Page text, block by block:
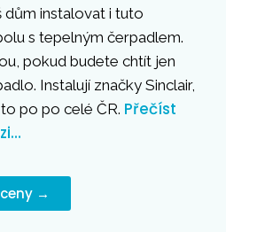
dům instalovat i tuto
s tepelným čerpadlem.
pokud budete chtít jen
Instalují značky Sinclair,
po po celé ČR. Přečíst
→